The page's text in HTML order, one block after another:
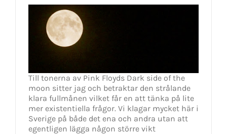
Till tonerna av Pink Floyds Dark side of the
moon sitter jag och betraktar den strålande
klara fullmånen vilket får en att tänka på lite
mer existentiella frågor. Vi klagar mycket här i
Sverige på både det ena och andra utan att
egentligen lägga någon större vikt